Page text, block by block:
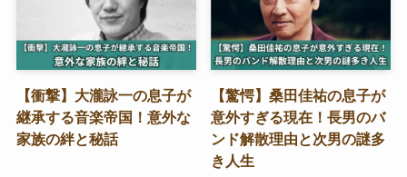
【衝撃】大瀧詠一の息子が
継承する音楽帝国！意外な
家族の絆と秘話
【驚愕】桑田佳祐の息子が
意外すぎる現在！長男のバ
ンド解散理由と次男の謎多
き人生